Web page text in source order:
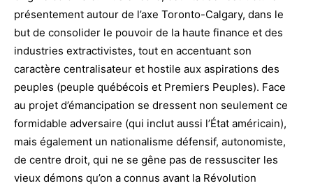
présentement autour de l’axe Toronto-Calgary, dans le
but de consolider le pouvoir de la haute finance et des
industries extractivistes, tout en accentuant son
caractère centralisateur et hostile aux aspirations des
peuples (peuple québécois et Premiers Peuples). Face
au projet d’émancipation se dressent non seulement ce
formidable adversaire (qui inclut aussi l’État américain),
mais également un nationalisme défensif, autonomiste,
de centre droit, qui ne se gêne pas de ressusciter les
vieux démons qu’on a connus avant la Révolution